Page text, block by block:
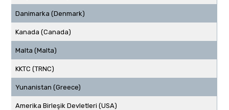
Danimarka (Denmark)
Kanada (Canada)
Malta (Malta)
KKTC (TRNC)
Yunanistan (Greece)
Amerika Birleşik Devletleri (USA)